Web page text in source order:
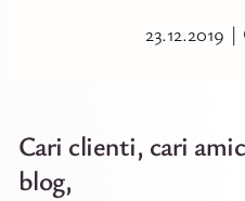
23.12.2019 |
Cari clienti, cari
blog,